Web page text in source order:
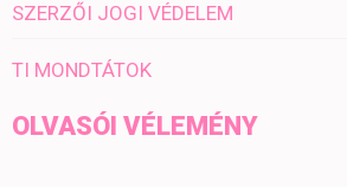
SZERZŐI JOGI VÉDELEM
TI MONDTÁTOK
OLVASÓI VÉLEMÉNY